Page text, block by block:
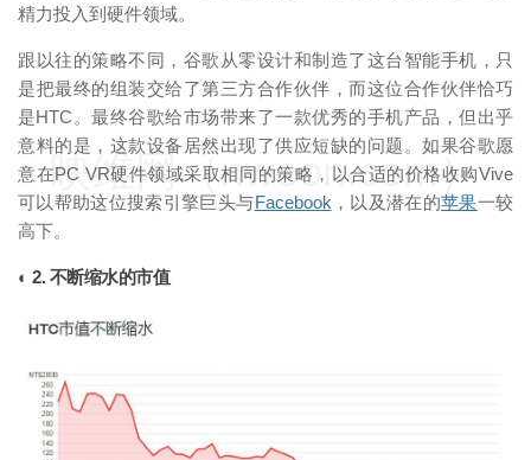
精力投入到硬件领域。
跟以往的策略不同，谷歌从零设计和制造了这台智能手机，只
是把最终的组装交给了第三方合作伙伴，而这位合作伙伴恰巧
是HTC。最终谷歌给市场带来了一款优秀的手机产品，但出乎
意料的是，这款设备居然出现了供应短缺的问题。如果谷歌愿
意在PC VR硬件领域采取相同的策略，以合适的价格收购Vive
可以帮助这位搜索引擎巨头与Facebook ，以及潜在的苹果一较
高下。
◐ 2. 不断缩水的市值
映维网（nweon.com）